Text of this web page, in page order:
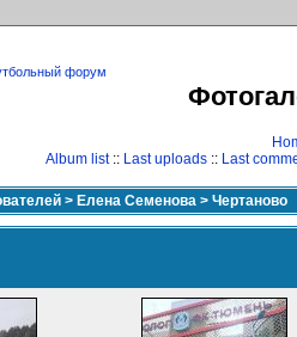
форум
Album list:: Last uploads :: Last
> Елена Семенова > Чертаново